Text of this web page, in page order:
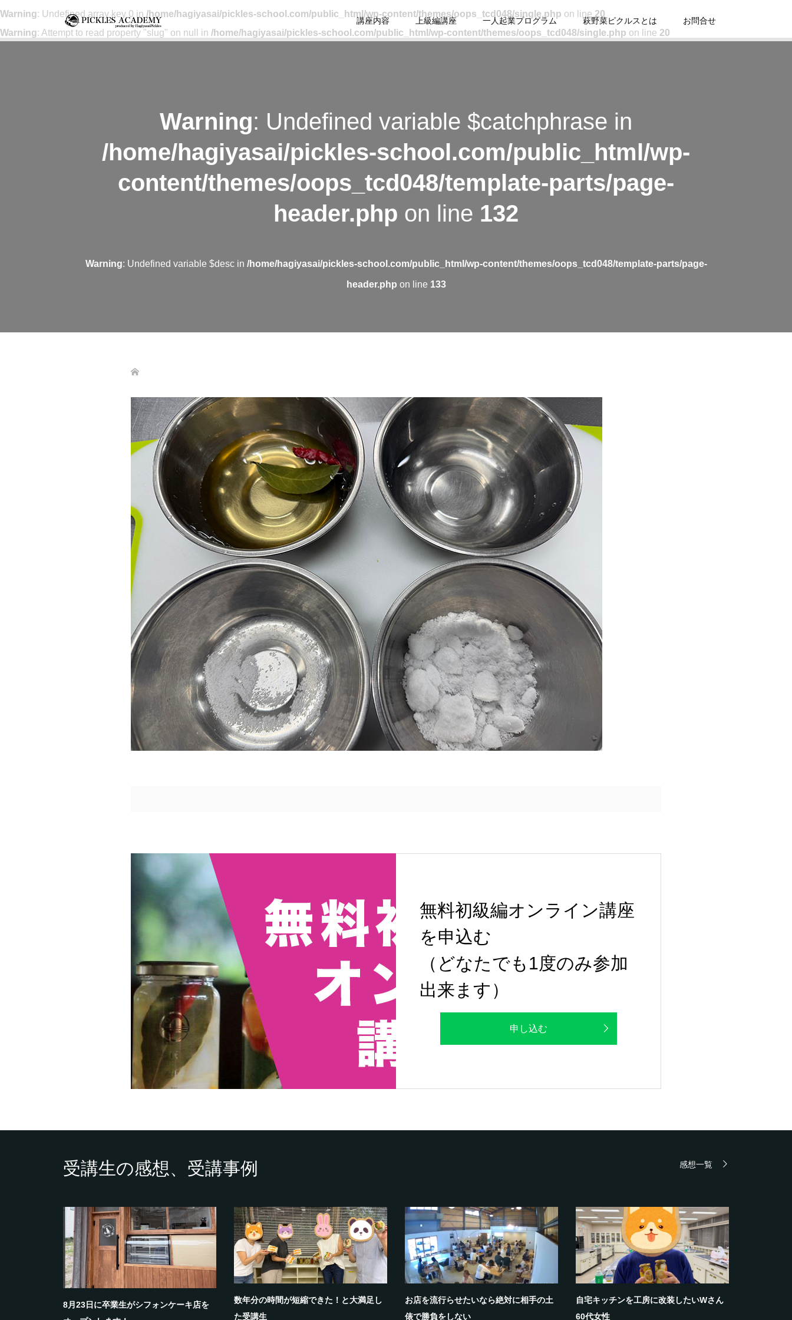
講座内容 上級編講座 一人起業プログラム 萩野菜ピクルスとは お問合せ
Warning: Undefined array key 0 in /home/hagiyasai/pickles-school.com/public_html/wp-content/themes/oops_tcd048/single.php on line 20
Warning: Attempt to read property "slug" on null in /home/hagiyasai/pickles-school.com/public_html/wp-content/themes/oops_tcd048/single.php on line 20
Warning: Undefined variable $catchphrase in
/home/hagiyasai/pickles-school.com/public_html/wp-
content/themes/oops_tcd048/template-parts/page-
header.php on line 132
Warning: Undefined variable $desc in /home/hagiyasai/pickles-school.com/public_html/wp-content/themes/oops_tcd048/template-parts/page-
header.php on line 133
無料初級編オンライン講座
を申込む
（どなたでも1度のみ参加
出来ます）
申し込む
受講生の感想、受講事例 感想一覧
8月23日に卒業生がシフォンケーキ店を
数年分の時間が短縮できた！と大満足し
た受講生
お店を流行らせたいなら絶対に相手の土
俵で勝負をしない
自宅キッチンを工房に改装したいWさん
60代女性